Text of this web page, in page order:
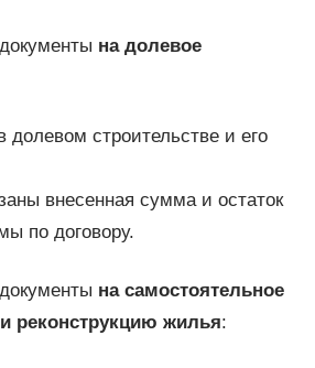
на долевое
долевом строительстве и его
внесенная сумма и остаток
по договору.
на самостоятельное
реконструкцию жилья: